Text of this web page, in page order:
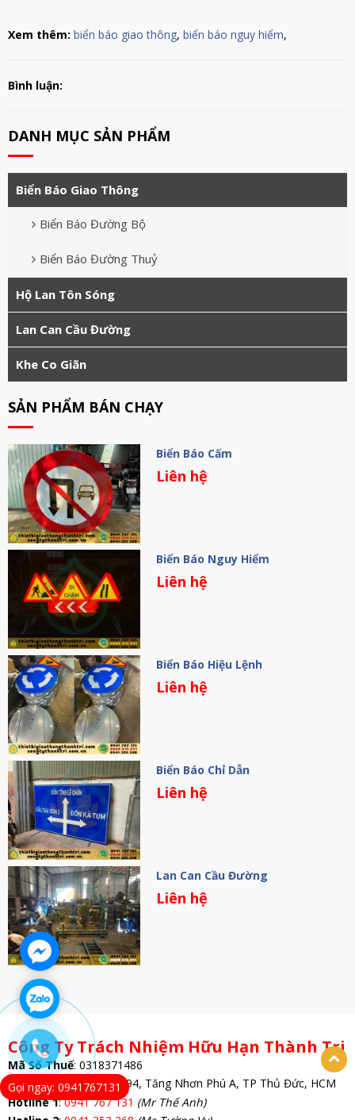
Xem thêm: biển báo giao thông, biển báo nguy hiểm,
Bình luận:
DANH MỤC SẢN PHẨM
Biển Báo Giao Thông
Biển Báo Đường Bộ
Biển Báo Đường Thuỷ
Hộ Lan Tôn Sóng
Lan Can Cầu Đường
Khe Co Giãn
SẢN PHẨM BÁN CHẠY
Biển Báo Cấm
Liên hệ
Biển Báo Nguy Hiểm
Liên hệ
Biển Báo Hiệu Lệnh
Liên hệ
Biển Báo Chỉ Dẫn
Liên hệ
Lan Can Cầu Đường
Liên hệ
Công Ty Trách Nhiệm Hữu Hạn Thành Tri
Mã Số Thuế: 0318371486
Trụ Sở: 69/1A đường 494, Tăng Nhơn Phú A, TP Thủ Đức, HCM
Hotline 1:0941 767 131 (Mr Thế Anh)
Gọi ngay: 0941767131